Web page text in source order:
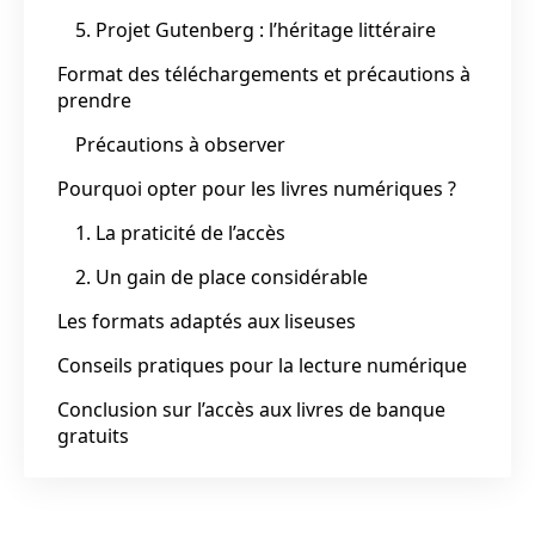
5. Projet Gutenberg : l’héritage littéraire
Format des téléchargements et précautions à
prendre
Précautions à observer
Pourquoi opter pour les livres numériques ?
1. La praticité de l’accès
2. Un gain de place considérable
Les formats adaptés aux liseuses
Conseils pratiques pour la lecture numérique
Conclusion sur l’accès aux livres de banque
gratuits